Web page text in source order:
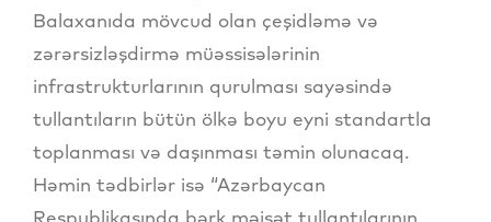
Balaxanıda mövcud olan çeşidləmə və
zərərsizləşdirmə müəssisələrinin
infrastrukturlarının qurulması sayəsində
tullantıların bütün ölkə boyu eyni standartla
toplanması və daşınması təmin olunacaq.
Həmin tədbirlər isə “Azərbaycan
Respublikasında bərk məişət tullantılarının